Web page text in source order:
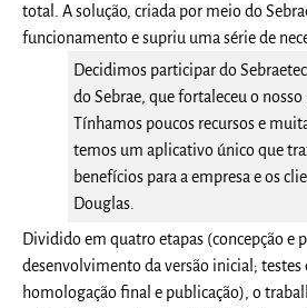
total. A solução, criada por meio do
funcionamento e supriu uma série de
Decidimos participar do
do Sebrae, que fortaleceu o nosso
Tínhamos poucos recursos e
temos um aplicativo único que
benefícios para a empresa e os
Douglas.
Dividido em quatro etapas (concepção e
desenvolvimento da versão inicial; testes
homologação final e publicação), o